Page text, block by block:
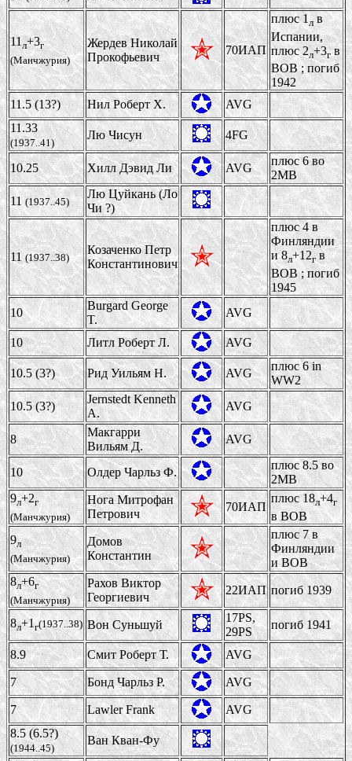
11л+3г
(Манчжурия)
Жердев Николай
Прокофьевич
70ИАП
плюс 1лв
Испании,
плюс 2л+3г в
ВОВ ; погиб
1942
11.5 (13?)
Нил Роберт Х.
AVG
11.33
(1937..41)
Лю Чисун 4FG
10.25 Хилл Дэвид Ли AVG
плюс 6 во
2МВ
11(1937..45)
Лю Цуйкань (Ло
Чи ?)
11(1937..38)
Козаченко Петр
Константинович
плюс 4 в
Финляндии
и 8л+12г в
ВОВ ; погиб
1945
10
Burgard George
T.
AVG
10 Литл Роберт Л. AVG
10.5 (3?) Рид Уильям Н. AVG
плюс 6 in
WW2
10.5 (3?)
Jernstedt Kenneth
A.
AVG
8
Макгарри
Вильям Д.
AVG
10 Олдер Чарльз Ф.
плюс 8.5 во
2МВ
9л+2г
(Манчжурия)
Нога Митрофан
Петрович
70ИАП
плюс 18л+4г
в ВОВ
9л
(Манчжурия)
Домов
Константин
плюс 7 в
Финляндии
и ВОВ
8л+6г
(Манчжурия)
Рахов Виктор
Георгиевич
22ИАП погиб 1939
8л+1г(1937..38) Вон Суньшуй
17PS,
29PS
погиб 1941
8.9 Смит Роберт Т. AVG
7 Бонд Чарльз Р. AVG
7 Lawler Frank
AVG
8.5 (6.5?)
(1944..45)
Ван Кван-Фу